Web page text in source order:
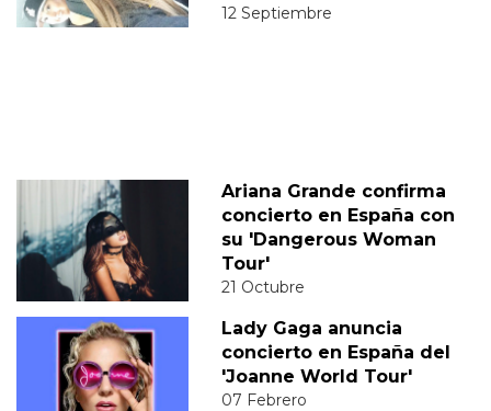
12 Septiembre
Ariana Grande confirma
concierto en España con
su 'Dangerous Woman
Tour'
21 Octubre
Lady Gaga anuncia
concierto en España del
'Joanne World Tour'
07 Febrero